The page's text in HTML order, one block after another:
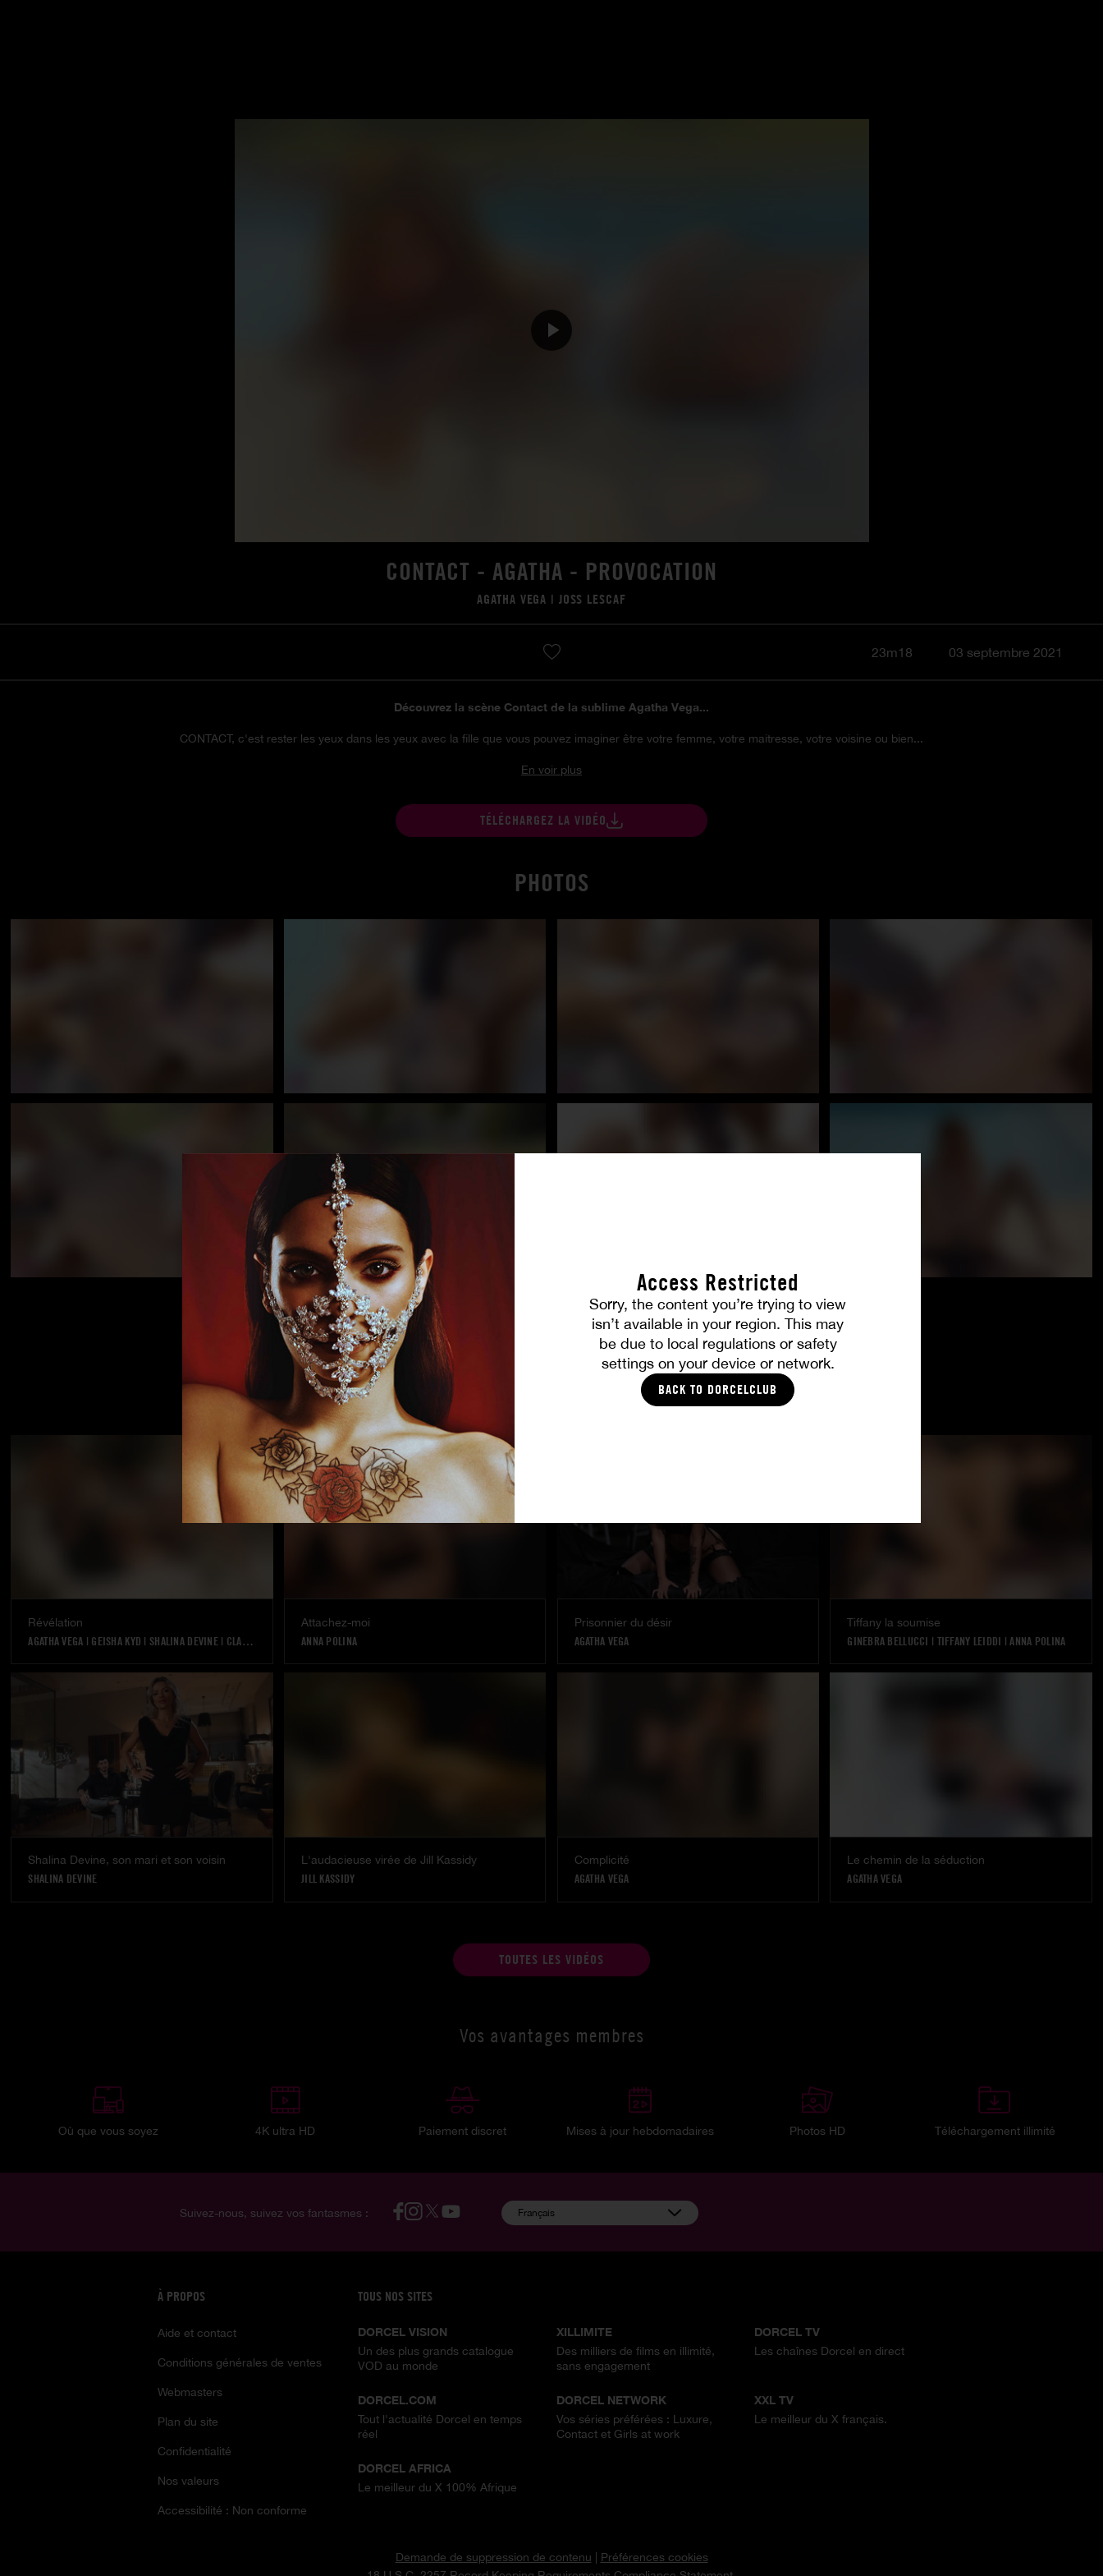
Access Restricted
Sorry, the content you’re trying to view
isn’t available in your region. This may
be due to local regulations or safety
settings on your device or network.
BACK TO DORCELCLUB
CONTACT - AGATHA - PROVOCATION
AGATHA VEGA | JOSS LESCAF
23m18 03 septembre 2021
Découvrez la scène Contact de la sublime Agatha Vega...
CONTACT, c'est rester les yeux dans les yeux avec la fille que vous pouvez imaginer être votre femme, votre maitresse, votre voisine ou bien...
En voir plus
TÉLÉCHARGEZ LA VIDÉO
PHOTOS
TOUTES LES PHOTOS
Révélation
AGATHA VEGA | GEISHA KYD | SHALINA DEVINE| CLARA MIA CANDIE LUCIANI||
Attachez-moi
ANNA POLINA
Prisonnier du désir
AGATHA VEGA
Tiffany la soumise
GINEBRA BELLUCCI | TIFFANY LEIDDI |ANNA POLINA
Shalina Devine, son mari et son voisin
SHALINA DEVINE
L'audacieuse virée de Jill Kassidy
JILL KASSIDY
Complicité
AGATHA VEGA
Le chemin de la séduction
AGATHA VEGA
TOUTES LES VIDÉOS
Vos avantages membres
Où que vous soyez 4K ultra HD Paiement discret Mises à jour hebdomadaires Photos HD Téléchargement illimité
Suivez-nous, suivez vos fantasmes : Français
À PROPOS
Aide et contact
Conditions générales de ventes
Webmasters
Plan du site
Confidentialité
Nos valeurs
Accessibilité : Non conforme
TOUS NOS SITES
DORCEL VISION
Un des plus grands catalogue
VOD au monde
XILLIMITE
Des milliers de films en illimité,
sans engagement
DORCEL TV
Les chaînes Dorcel en direct
DORCEL.COM
Tout l'actualité Dorcel en temps
réel
DORCEL NETWORK
Vos séries préférées : Luxure,
Contact et Girls at work
XXL TV
Le meilleur du X français.
DORCEL AFRICA
Le meilleur du X 100% Afrique
Demande de suppression de contenu
Préférences cookies